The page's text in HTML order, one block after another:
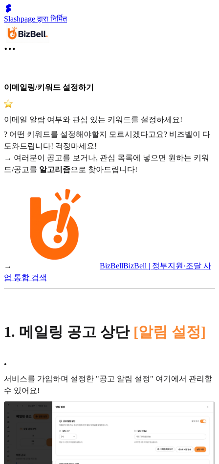
Slashpage द्वारा निर्मित
이메일링/키워드 설정하기
이메일 알람 여부와 관심 있는 키워드를 설정하세요!
? 어떤 키워드를 설정해야할지 모르시겠다고요? 비즈벨이 다
도와드립니다! 걱정마세요!
→ 여러분이 공고를 보거나, 관심 목록에 넣으면 원하는 키워
드/공고를 알고리즘으로 찾아드립니다!
→ BizBellBizBell | 정부지원·조달 사
업 통합 검색
1. 메일링 공고 상단 [알림 설정]
•
서비스를 가입하며 설정한 "공고 알림 설정" 여기에서 관리할
수 있어요!